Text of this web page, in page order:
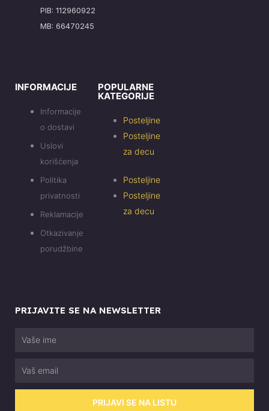
PIB: 112960922
MB: 66470245
INFORMACIJE
Informacije
o dostavi
Uslovi
korišćenja
Politika
privatnosti
Reklamacije
Otkazivanje
porudžbine
POPULARNE
KATEGORIJE
Posteljine
Posteljine
za decu
Posteljine
Posteljine
za decu
PRIJAVITE SE NA NEWSLETTER
PRIJAVI SE NA LISTU